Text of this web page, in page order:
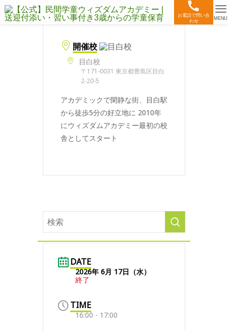
お電話で問い合
わせ
MENU
開催校
目白校
〒171-0031 東京都豊島区目白
2-20-5
アカデミックで閑静な街、目白駅
から徒歩5分の好立地に 2010年
にウィズダムアカデミー最初の校
舎としてスタート
DATE
2026年 6月 17日（水）
終了
TIME
16:00 - 17:00